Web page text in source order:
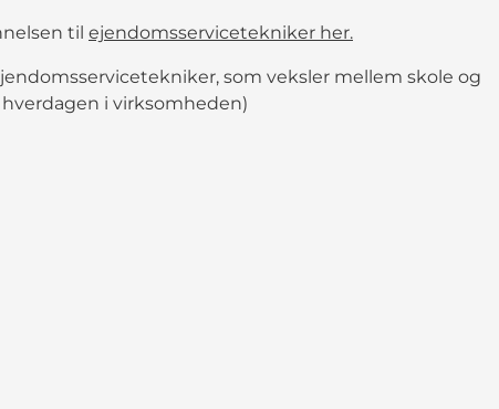
til ejendomsservicetekniker her.
som veksler mellem skole og
i virksomheden)